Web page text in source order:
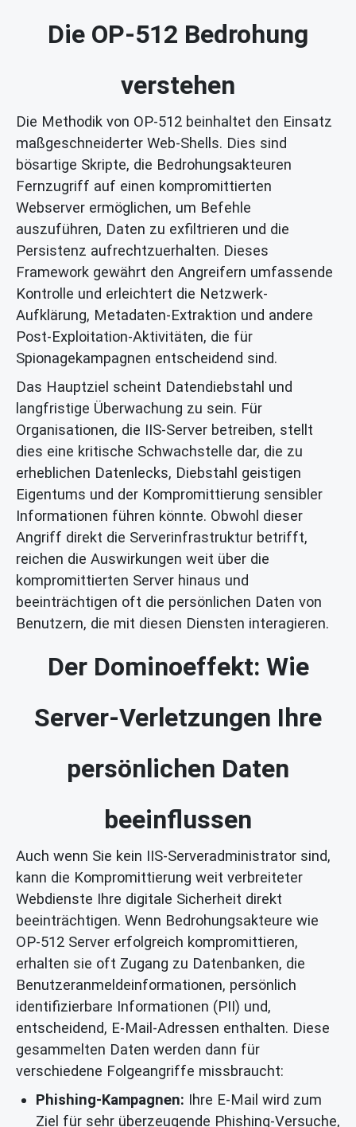
Die OP-512 Bedrohung
verstehen
Die Methodik von OP-512 beinhaltet den Einsatz
maßgeschneiderter Web-Shells. Dies sind
bösartige Skripte, die Bedrohungsakteuren
Fernzugriff auf einen kompromittierten
Webserver ermöglichen, um Befehle
auszuführen, Daten zu exfiltrieren und die
Persistenz aufrechtzuerhalten. Dieses
Framework gewährt den Angreifern umfassende
Kontrolle und erleichtert die Netzwerk-
Aufklärung, Metadaten-Extraktion und andere
Post-Exploitation-Aktivitäten, die für
Spionagekampagnen entscheidend sind.
Das Hauptziel scheint Datendiebstahl und
langfristige Überwachung zu sein. Für
Organisationen, die IIS-Server betreiben, stellt
dies eine kritische Schwachstelle dar, die zu
erheblichen Datenlecks, Diebstahl geistigen
Eigentums und der Kompromittierung sensibler
Informationen führen könnte. Obwohl dieser
Angriff direkt die Serverinfrastruktur betrifft,
reichen die Auswirkungen weit über die
kompromittierten Server hinaus und
beeinträchtigen oft die persönlichen Daten von
Benutzern, die mit diesen Diensten interagieren.
Der Dominoeffekt: Wie
Server-Verletzungen Ihre
persönlichen Daten
beeinflussen
Auch wenn Sie kein IIS-Serveradministrator sind,
kann die Kompromittierung weit verbreiteter
Webdienste Ihre digitale Sicherheit direkt
beeinträchtigen. Wenn Bedrohungsakteure wie
OP-512 Server erfolgreich kompromittieren,
erhalten sie oft Zugang zu Datenbanken, die
Benutzeranmeldeinformationen, persönlich
identifizierbare Informationen (PII) und,
entscheidend, E-Mail-Adressen enthalten. Diese
gesammelten Daten werden dann für
verschiedene Folgeangriffe missbraucht:
Phishing-Kampagnen: Ihre E-Mail wird zum
Ziel für sehr überzeugende Phishing-Versuche,